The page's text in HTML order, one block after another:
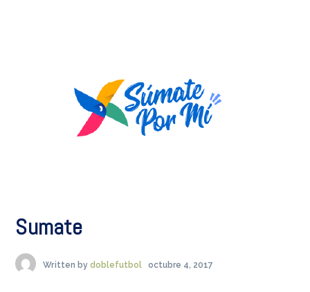
Sumate
Written by doblefutbol octubre 4, 2017